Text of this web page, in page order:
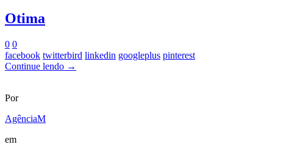
Otima
0 0
facebook twitterbird linkedin googleplus pinterest
Continue lendo →
Por
AgênciaM
em